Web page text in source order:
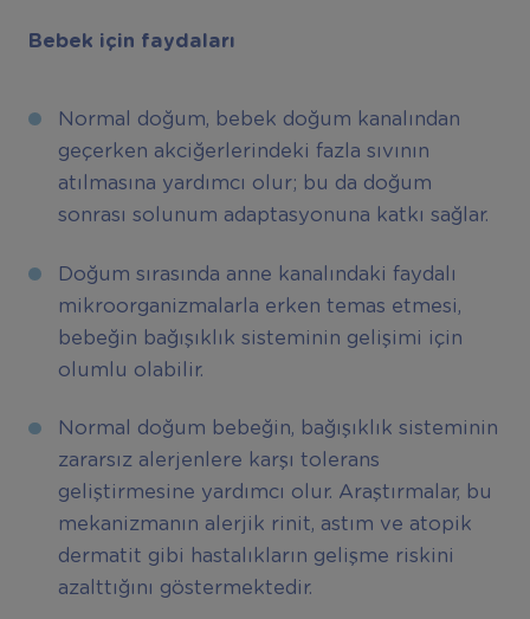
Bebek için faydaları
Normal doğum, bebek doğum kanalından
geçerken akciğerlerindeki fazla sıvının
atılmasına yardımcı olur; bu da doğum
sonrası solunum adaptasyonuna katkı sağlar.
Doğum sırasında anne kanalındaki faydalı
mikroorganizmalarla erken temas etmesi,
bebeğin bağışıklık sisteminin gelişimi için
olumlu olabilir.
Normal doğum bebeğin, bağışıklık sisteminin
zararsız alerjenlere karşı tolerans
geliştirmesine yardımcı olur. Araştırmalar, bu
mekanizmanın alerjik rinit, astım ve atopik
dermatit gibi hastalıkların gelişme riskini
azalttığını göstermektedir.